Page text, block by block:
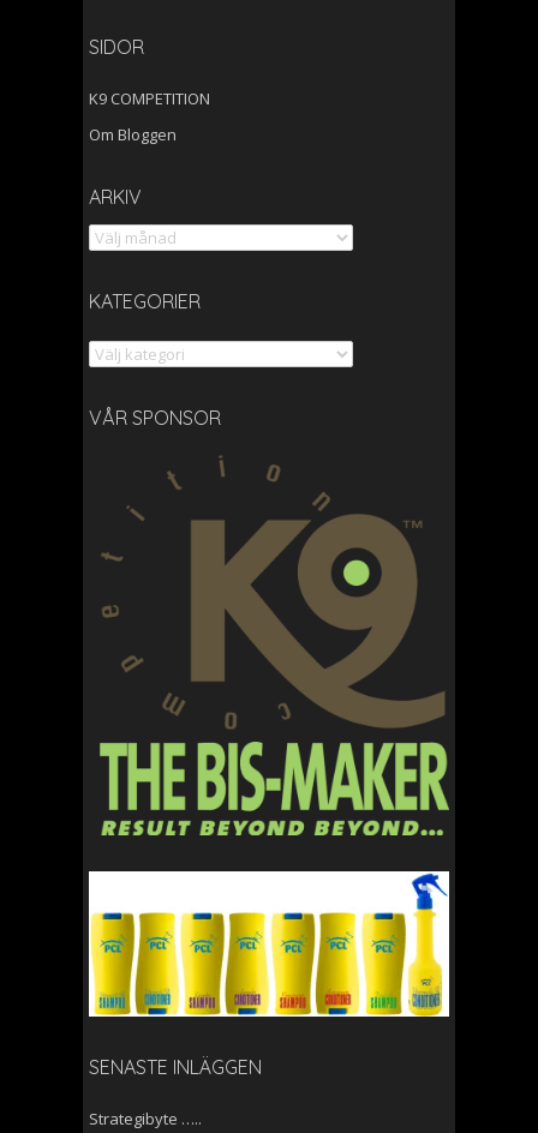
SIDOR
K9 COMPETITION
Om Bloggen
ARKIV
ARKIV
KATEGORIER
Kategorier
VÅR SPONSOR
SENASTE INLÄGGEN
Strategibyte …..